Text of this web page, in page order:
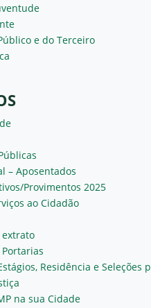
e do Terceiro
– Aposentados
Provimentos 2025
ao Cidadão
Residência e Seleções
na sua Cidade